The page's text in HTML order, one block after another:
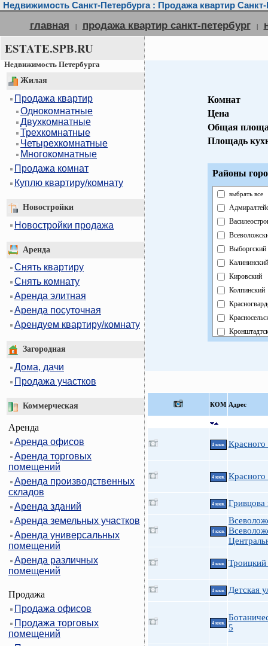
Недвижимость Санкт-Петербурга : Продажа квартир Санкт-
главная | продажа квартир санкт-петербург |
ESTATE.SPB.RU
Недвижимость Петербурга
Жилая
Продажа квартир
Однокомнатные
Двухкомнатные
Трехкомнатные
Четырехкомнатные
Многокомнатные
Продажа комнат
Куплю квартиру/комнату
Новостройки
Новостройки продажа
Аренда
Снять квартиру
Снять комнату
Аренда элитная
Аренда посуточная
Арендуем квартиру/комнату
Загородная
Дома, дачи
Продажа участков
Коммерческая
Аренда
Аренда офисов
Аренда торговых
помещений
Аренда производственных
складов
Аренда зданий
Аренда земельных участков
Аренда универсальных
помещений
Аренда различных
помещений
Продажа
Продажа офисов
Продажа торговых
помещений
Комнат
Цена
Общая
Площадь
Районы
выбрать все
Выборгский
Калининский
Кировский
Колпинский
Павловский
Приморский
КOМ Адрес
4 ккв.
4 ккв.
4 ккв. Гривцова
4 ккв.
4 ккв.
4 ккв. Детская
4 ккв.
5